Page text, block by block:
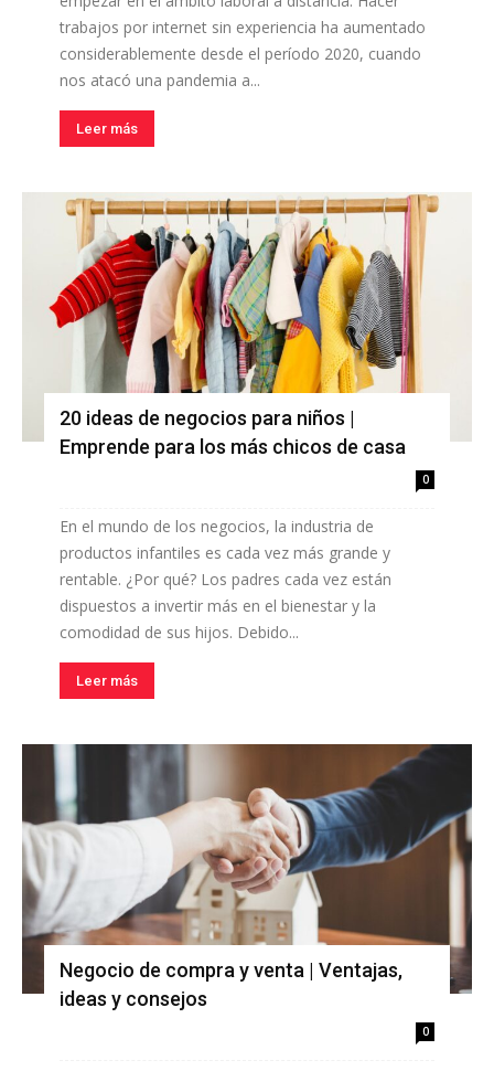
trabajos por internet sin experiencia ha aumentado
considerablemente desde el período 2020, cuando
nos atacó una pandemia a...
Leer más
20 ideas de negocios para niños |
Emprende para los más chicos de casa
0
En el mundo de los negocios, la industria de
productos infantiles es cada vez más grande y
rentable. ¿Por qué? Los padres cada vez están
dispuestos a invertir más en el bienestar y la
comodidad de sus hijos. Debido...
Leer más
Negocio de compra y venta | Ventajas,
ideas y consejos
0